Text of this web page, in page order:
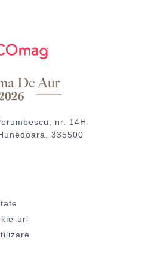
nr. 14H
335500
uri